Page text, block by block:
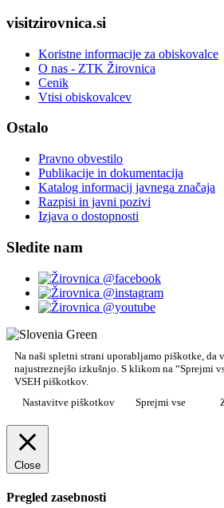
visitzirovnica.si
Koristne informacije za obiskovalce
O nas - ZTK Žirovnica
Cenik
Vtisi obiskovalcev
Ostalo
Pravno obvestilo
Publikacije in dokumentacija
Katalog informacij javnega značaja
Razpisi in javni pozivi
Izjava o dostopnosti
Sledite nam
Na naši spletni strani uporabljamo piškotke, da
najustreznejšo izkušnjo. S klikom na “Sprejmi
VSEH piškotkov.
Nastavitve piškotkov
Sprejmi vse
Close
Pregled zasebnosti